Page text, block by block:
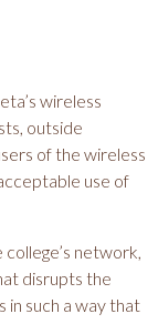
wireless
outside
of the wireless
use of
network,
disrupts the
in such a way that